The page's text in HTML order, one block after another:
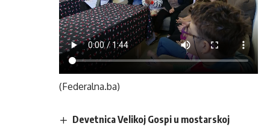
(Federalna.ba)
Devetnica Velikoj Gospi u mostarskoj